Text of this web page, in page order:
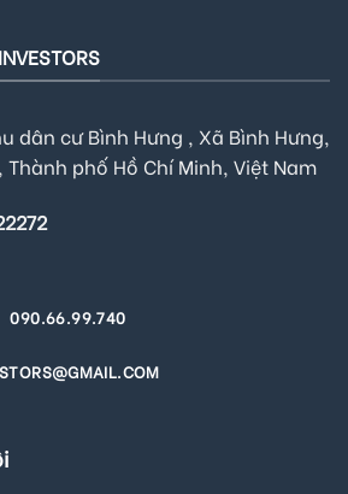
dân cư Bình Hưng , Xã Bình Hưng,
phố Hồ Chí Minh, Việt Nam
090.66.99.740